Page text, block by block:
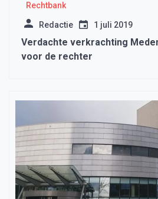
Rechtbank
Redactie 1 juli 2019
Verdachte verkrachting
voor de rechter